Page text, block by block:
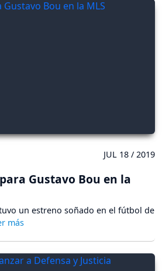
JUL 18 / 2019
Gustavo Bou en la
un estreno soñado en el fútbol de